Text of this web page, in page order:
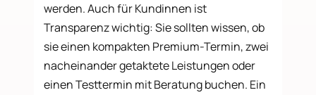
werden. Auch für Kundinnen ist
Transparenz wichtig: Sie sollten wissen, ob
sie einen kompakten Premium-Termin, zwei
nacheinander getaktete Leistungen oder
einen Testtermin mit Beratung buchen. Ein